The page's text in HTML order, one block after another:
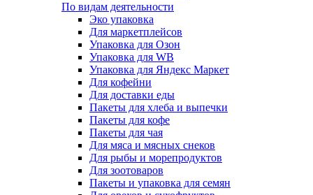
По видам деятельности
Эко упаковка
Для маркетплейсов
Упаковка для Озон
Упаковка для WB
Упаковка для Яндекс Маркет
Для кофейни
Для доставки еды
Пакеты для хлеба и выпечки
Пакеты для кофе
Пакеты для чая
Для мяса и мясных снеков
Для рыбы и морепродуктов
Для зоотоваров
Пакеты и упаковка для семян